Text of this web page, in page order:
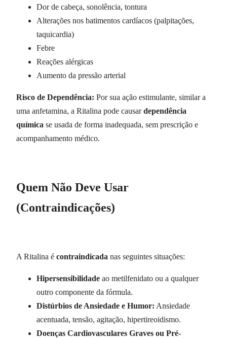
Dor de cabeça, sonolência, tontura
Alterações nos batimentos cardíacos (palpitações,
taquicardia)
Febre
Reações alérgicas
Aumento da pressão arterial
Risco de Dependência: Por sua ação estimulante, similar a
uma anfetamina, a Ritalina pode causardependência
química se usada de forma inadequada, sem prescrição e
acompanhamento médico.
Quem Não Deve Usar
(Contraindicações)
A Ritalina é contraindicada nas seguintes situações:
Hipersensibilidade ao metilfenidato ou a qualquer
outro componente da fórmula.
Distúrbios de Ansiedade e Humor: Ansiedade
acentuada, tensão, agitação, hipertireoidismo.
Doenças Cardiovasculares Graves ou Pré-